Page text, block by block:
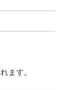
ます。